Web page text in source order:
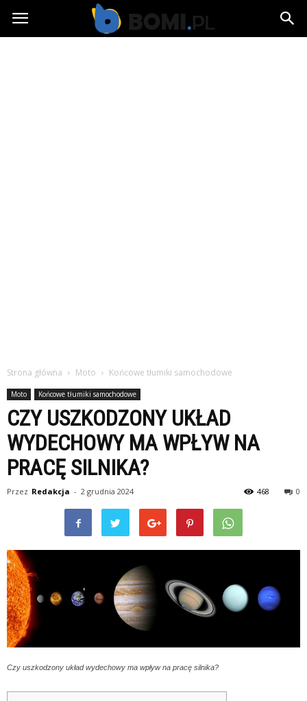
Bomi.pl
Strona główna Moto Końcowe tłumiki samochodowe
Moto Końcowe tłumiki samochodowe
CZY USZKODZONY UKŁAD
WYDECHOWY MA WPŁYW NA
PRACĘ SILNIKA?
Przez Redakcja - 2 grudnia 2024 0
468
Czy uszkodzony układ wydechowy ma wpływ na pracę silnika?